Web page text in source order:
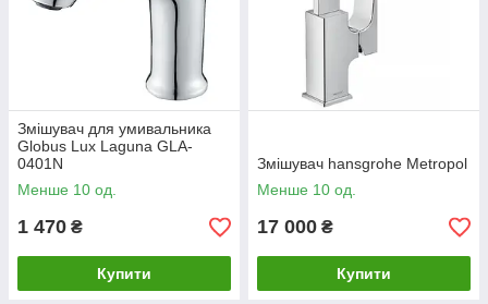
Змішувач для умивальника
Globus Lux Laguna GLA-
0401N
Менше 10 од.
1 470 ₴
Купити
Змішувач hansgrohe Metropol
Менше 10 од.
17 000 ₴
Купити